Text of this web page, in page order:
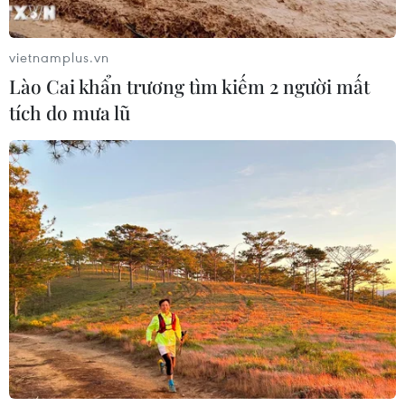
30/10/2021 02:28
Tại Việt Nam, chuyển đổi năng lượng theo hướng tăng
tỷ trọng năng lượng tái tạo đang là xu thế và yêu cầu
cấp thiết để chống biến đổi khí hậu.
vietnamplus.vn
Lào Cai khẩn trương tìm kiếm 2 người mất
tích do mưa lũ